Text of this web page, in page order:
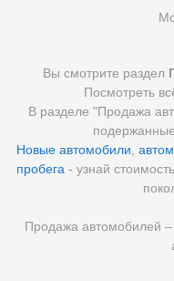
Вы смотрите раздел
Посмотреть
В разделе "Продажа
Новые автомобили
пробега - узнай
Продажа автомобилей –